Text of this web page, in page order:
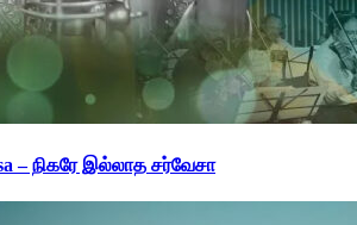
– நிகரே இல்லாத சர்வேசா